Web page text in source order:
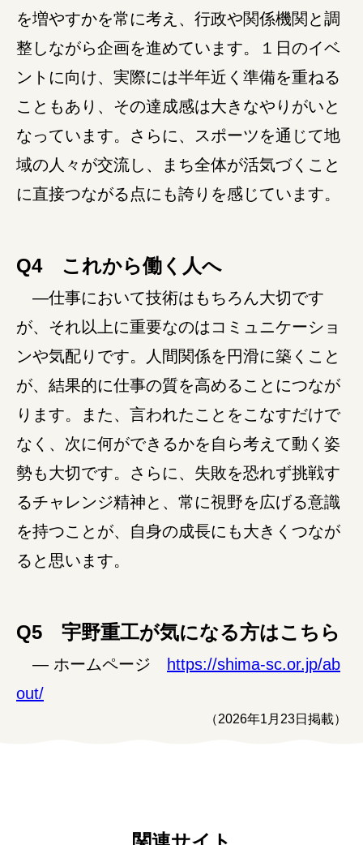
を増やすかを常に考え、行政や関係機関と調
整しながら企画を進めています。１日のイベ
ントに向け、実際には半年近く準備を重ねる
こともあり、その達成感は大きなやりがいと
なっています。さらに、スポーツを通じて地
域の人々が交流し、まち全体が活気づくこと
に直接つながる点にも誇りを感じています。
Q4 これから働く人へ
―仕事において技術はもちろん大切です
が、それ以上に重要なのはコミュニケーショ
ンや気配りです。人間関係を円滑に築くこと
が、結果的に仕事の質を高めることにつなが
ります。また、言われたことをこなすだけで
なく、次に何ができるかを自ら考えて動く姿
勢も大切です。さらに、失敗を恐れず挑戦す
るチャレンジ精神と、常に視野を広げる意識
を持つことが、自身の成長にも大きくつなが
ると思います。
Q5 宇野重工が気になる方はこちら
― ホームページ
https://shima-sc.or.jp/ab
out/
（2026年1月23日掲載）